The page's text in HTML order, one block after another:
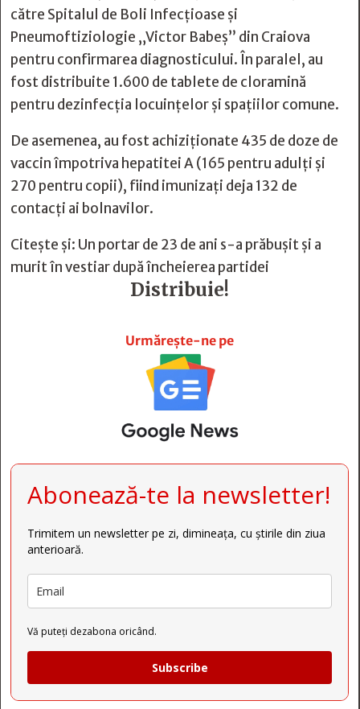
către Spitalul de Boli Infecțioase și
Pneumoftiziologie „Victor Babeș” din Craiova
pentru confirmarea diagnosticului. În paralel, au
fost distribuite 1.600 de tablete de cloramină
pentru dezinfecția locuințelor și spațiilor comune.
De asemenea, au fost achiziționate 435 de doze de
vaccin împotriva hepatitei A (165 pentru adulți și
270 pentru copii), fiind imunizați deja 132 de
contacți ai bolnavilor.
Citește și: Un portar de 23 de ani s-a prăbușit și a
murit în vestiar după încheierea partidei
Distribuie!
Urmărește-ne pe
Abonează-te la newsletter!
Trimitem un newsletter pe zi, dimineața, cu știrile din ziua
anterioară.
Vă puteți dezabona oricând.
Subscribe